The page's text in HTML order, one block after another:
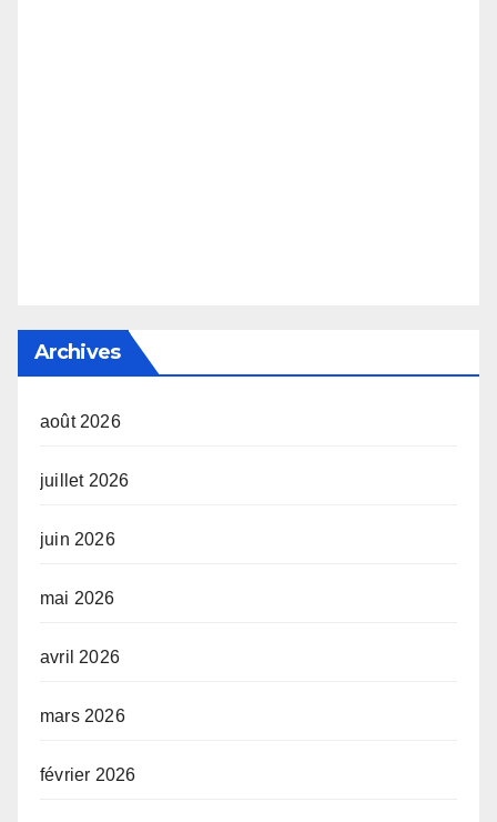
Archives
août 2026
juillet 2026
juin 2026
mai 2026
avril 2026
mars 2026
février 2026